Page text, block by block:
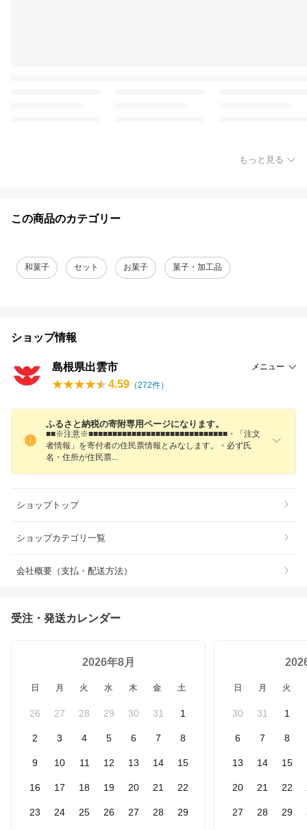
もっと見る
この商品のカテゴリー
和菓子 セット お菓子 菓子・加工品
ショップ情報
島根県出雲市 メニュー
4.59 （272件）
ふるさと納税の寄附専用ページになります。
■■※注意※■■■■■■■■■■■■■■■■■■■■■■■■■■■■■・「注文
者情報」を寄付者の住民票情報とみなします。・必ず氏
名・住所が住民票
ショップトップ
ショップカテゴリ一覧
会社概要（支払・配送方法）
受注・発送カレンダー
2026年8月
日 月 火 水 木 金 土
26 27 28 29 30 31 1
2 3 4 5 6 7 8
9 10 11 12 13 14 15
16 17 18 19 20 21 22
23 24 25 26 27 28 29
日 月 火
30 31 1
6 7 8
13 14 15
20 21 22
27 28 29